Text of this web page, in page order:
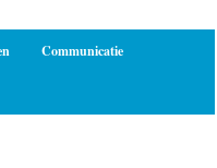
Communicatie